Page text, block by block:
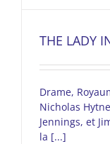
THE LADY
Drame,
Nicholas
Jennings, et
la [...]